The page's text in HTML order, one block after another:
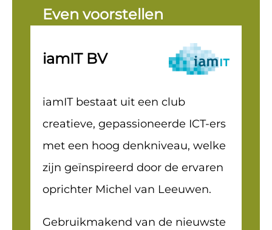
Even voorstellen
iamIT BV
iamIT bestaat uit een club
creatieve, gepassioneerde ICT-ers
met een hoog denkniveau, welke
zijn geïnspireerd door de ervaren
oprichter Michel van Leeuwen.
Gebruikmakend van de nieuwste